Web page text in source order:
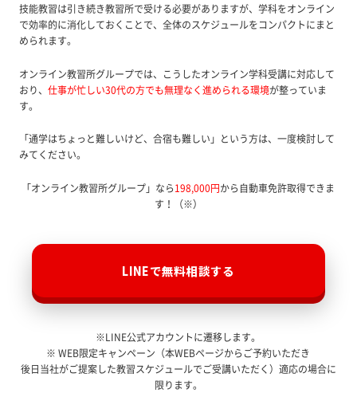
技能教習は引き続き教習所で受ける必要がありますが、学科をオンライン
で効率的に消化しておくことで、全体のスケジュールをコンパクトにまと
められます。
オンライン教習所グループでは、こうしたオンライン学科受講に対応して
おり、 仕事が忙しい30代の方でも無理なく進められる環境が整っていま
す。
「通学はちょっと難しいけど、合宿も難しい」という方は、一度検討して
みてください。
「オンライン教習所グループ」なら198,000円から自動車免許取得できま
す！（※）
LINEで無料相談する
※LINE公式アカウントに遷移します。
※ WEB限定キャンペーン（本WEBページからご予約いただき
後日当社がご提案した教習スケジュールでご受講いただく）適応の場合に
限ります。